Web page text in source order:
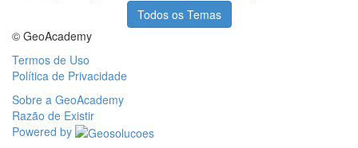
Todos os Temas
© GeoAcademy
Termos de Uso
Política de Privacidade
Sobre a GeoAcademy
Razão de Existir
Powered by